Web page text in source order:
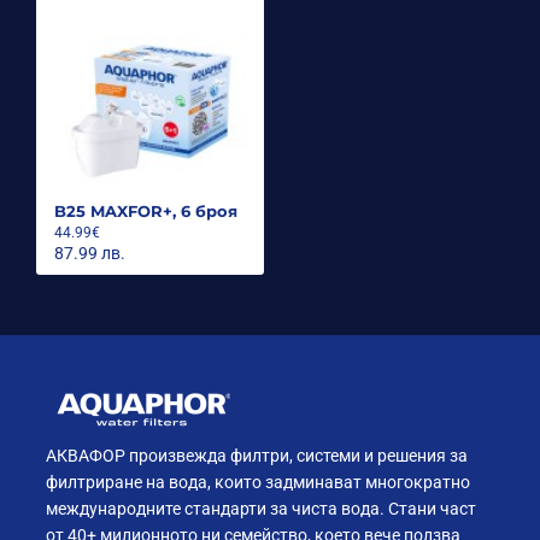
ФОРМАТА НА ФИЛТЪРА MAXFOR+ Е
УНИВЕРСАЛНА И Е СЪВМЕСТИМА С КАНИ НА
B25 MAXFOR+, 6 броя
44.99€
87.99 лв.
АКВАФОР произвежда филтри, системи и решения за
филтриране на вода, които задминават многократно
международните стандарти за чиста вода. Стани част
от 40+ милионното ни семейство, което вече ползва